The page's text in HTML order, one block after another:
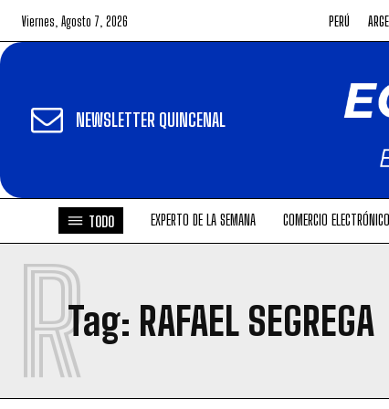
Viernes, Agosto 7, 2026 PERÚ
NEWSLETTER QUINCENAL
TODO EXPERTO DE LA SEMANA COMERCIO ELECTRÓNICO
Tag: RAFAEL SEGREGA
R